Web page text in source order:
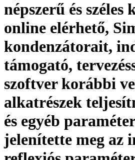
népszerű és
online elérhető,
kondenzátorait,
támogató,
szoftver korábbi
alkatrészek
és egyéb
jelenítette meg az